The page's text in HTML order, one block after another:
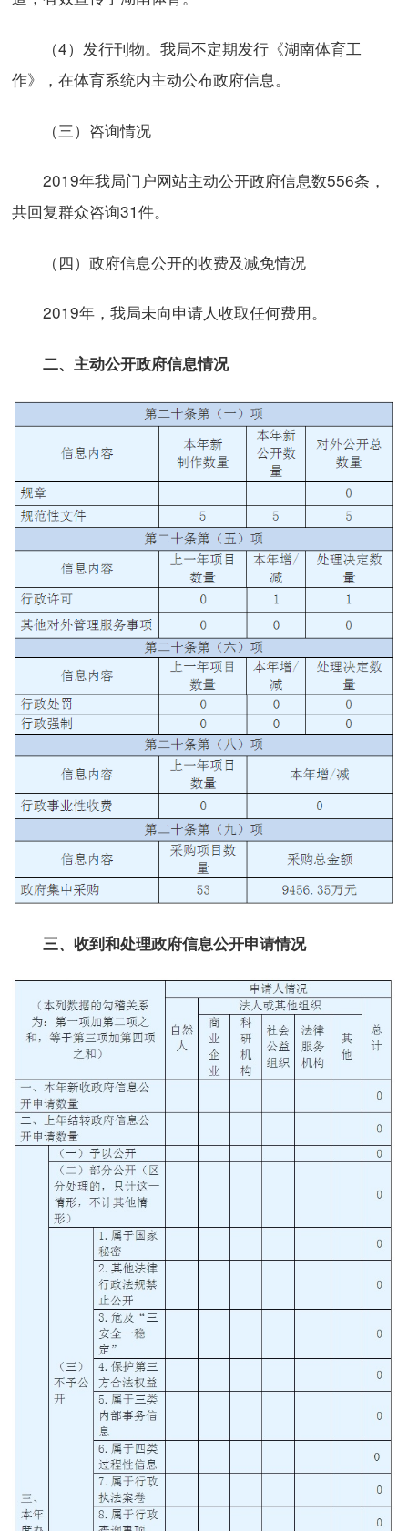
（4）发行刊物。我局不定期发行《湖南体育工
作》，在体育系统内主动公布政府信息。
（三）咨询情况
2019年我局门户网站主动公开政府信息数556条，
共回复群众咨询31件。
（四）政府信息公开的收费及减免情况
2019年，我局未向申请人收取任何费用。
二、主动公开政府信息情况
三、收到和处理政府信息公开申请情况